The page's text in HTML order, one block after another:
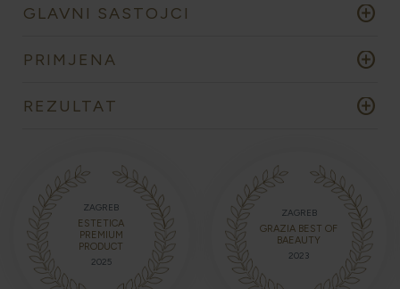
GLAVNI SASTOJCI add_circle
PRIMJENA add_circle
REZULTAT add_circle
ZAGREB
ESTETICA
PREMIUM
PRODUCT
2025
ZAGREB
GRAZIA BEST OF
BAEAUTY
2023